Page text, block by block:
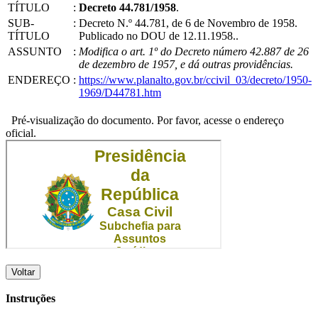
TÍTULO : Decreto 44.781/1958.
SUB-
TÍTULO
: Decreto N.º 44.781, de 6 de Novembro de 1958.
Publicado no DOU de 12.11.1958..
ASSUNTO
: Modifica o art. 1º do Decreto número 42.887 de 26
de dezembro de 1957, e dá outras providências.
ENDEREÇO : https://www.planalto.gov.br/ccivil_03/decreto/1950-
1969/D44781.htm
Pré-visualização do documento. Por favor, acesse o endereço
oficial.
Voltar
Instruções